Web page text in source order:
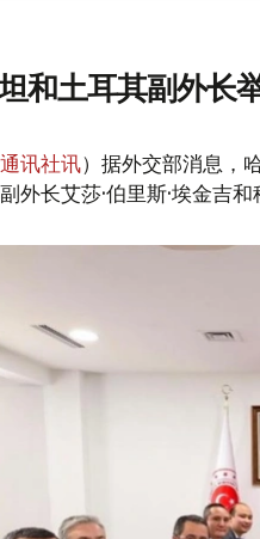
和土耳其副外长
讯社讯）据外交部消息，
外长艾莎·伯里斯·埃金吉和